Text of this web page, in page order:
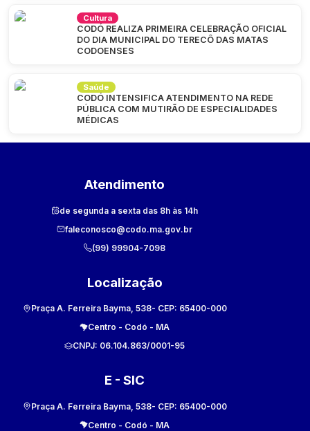
Cultura
CODÓ REALIZA PRIMEIRA CELEBRAÇÃO OFICIAL
DO DIA MUNICIPAL DO TERECÔ DAS MATAS
CODOENSES
Saúde
CODÓ INTENSIFICA ATENDIMENTO NA REDE
PÚBLICA COM MUTIRÃO DE ESPECIALIDADES
MÉDICAS
Atendimento
de segunda a sexta das 8h às 14h
faleconosco@codo.ma.gov.br
(99) 99904-7098
Localização
Praça A. Ferreira Bayma, 538- CEP: 65400-000
Centro - Codó - MA
CNPJ: 06.104.863/0001-95
E - SIC
Praça A. Ferreira Bayma, 538- CEP: 65400-000
Centro - Codó - MA